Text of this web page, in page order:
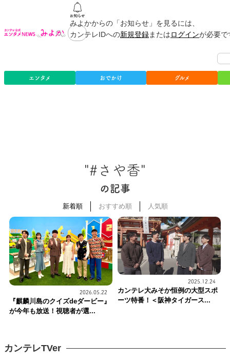
みよかからの「お知らせ」を見るには、
カンテレIDへの新規登録またはログインが必要
エンタメ おでかけ グルメ
"#さや香"
の記事
新着順 おすすめ順 人気順
2026.05.22
『麒麟川島のクイズdeダービー』
が今年も放送！視聴者が選...
2025.12.24
カンテレ大みそか恒例の大型スポ
ーツ特番！＜阪神タイガース...
カンテレTVer